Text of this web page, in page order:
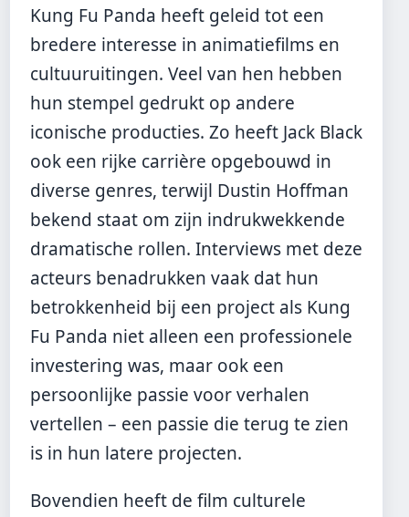
Kung Fu Panda heeft geleid tot een
bredere interesse in animatiefilms en
cultuuruitingen. Veel van hen hebben
hun stempel gedrukt op andere
iconische producties. Zo heeft Jack Black
ook een rijke carrière opgebouwd in
diverse genres, terwijl Dustin Hoffman
bekend staat om zijn indrukwekkende
dramatische rollen. Interviews met deze
acteurs benadrukken vaak dat hun
betrokkenheid bij een project als Kung
Fu Panda niet alleen een professionele
investering was, maar ook een
persoonlijke passie voor verhalen
vertellen – een passie die terug te zien
is in hun latere projecten.
Bovendien heeft de film culturele